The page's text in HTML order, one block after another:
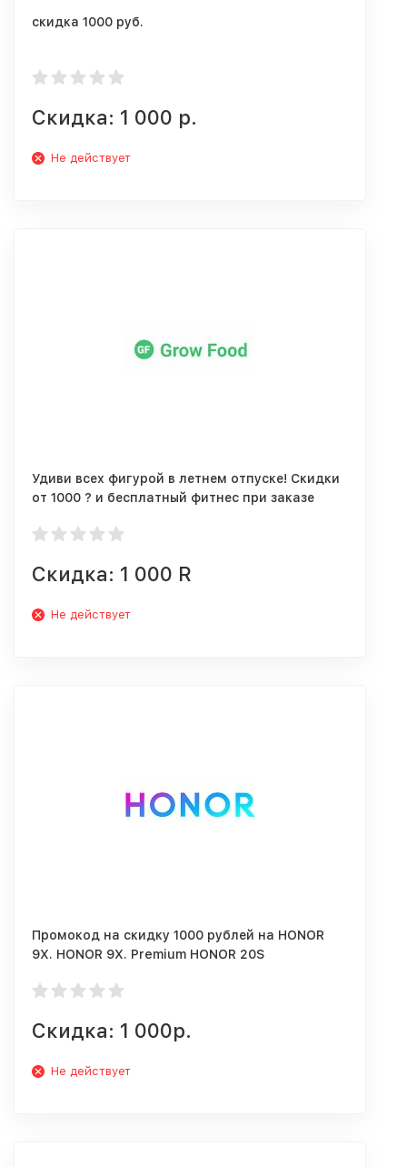
скидка 1000 руб.
Скидка: 1 000 р.
Не действует
Удиви всех фигурой в летнем отпуске! Скидки
от 1000 ? и бесплатный фитнес при заказе
Скидка: 1 000 R
Не действует
Промокод на скидку 1000 рублей на HONOR
9X. HONOR 9X. Premium HONOR 20S
Скидка: 1 000р.
Не действует